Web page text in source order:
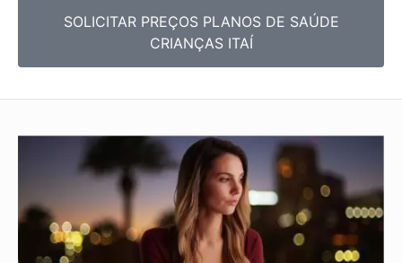
SOLICITAR PREÇOS PLANOS DE SAÚDE
CRIANÇAS ITAÍ